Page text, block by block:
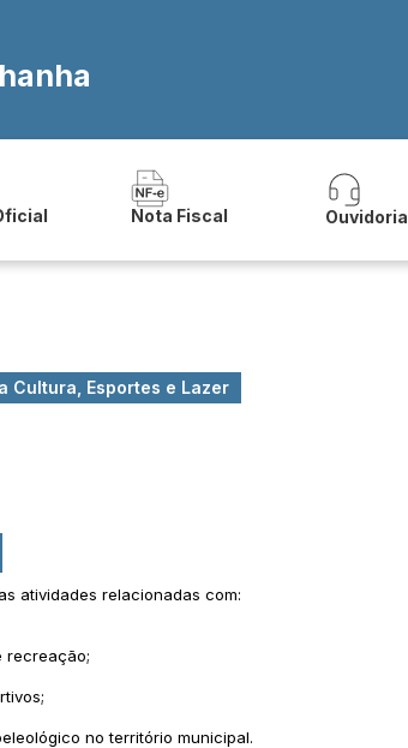
Nota Fiscal Ouvidoria
Cultura, Esportes e Lazer
atividades relacionadas com:
recreação;
no território municipal.